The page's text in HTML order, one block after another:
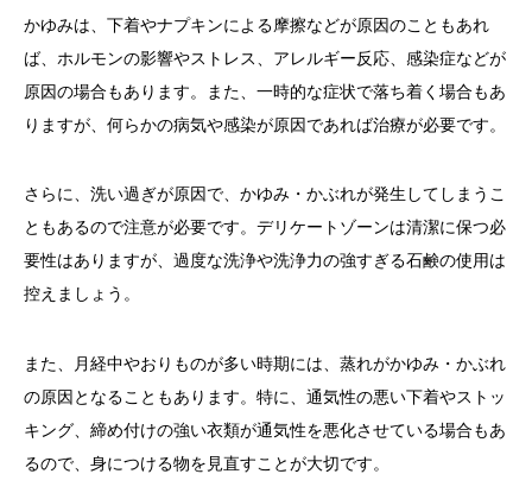
かゆみは、下着やナプキンによる摩擦などが原因のこともあれ
ば、ホルモンの影響やストレス、アレルギー反応、感染症などが
原因の場合もあります。また、一時的な症状で落ち着く場合もあ
りますが、何らかの病気や感染が原因であれば治療が必要です。
さらに、洗い過ぎが原因で、かゆみ・かぶれが発生してしまうこ
ともあるので注意が必要です。デリケートゾーンは清潔に保つ必
要性はありますが、過度な洗浄や洗浄力の強すぎる石鹸の使用は
控えましょう。
また、月経中やおりものが多い時期には、蒸れがかゆみ・かぶれ
の原因となることもあります。特に、通気性の悪い下着やストッ
キング、締め付けの強い衣類が通気性を悪化させている場合もあ
るので、身につける物を見直すことが大切です。